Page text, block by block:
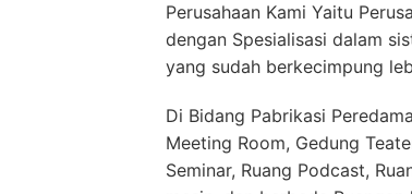
Perusahaan Kami Yaitu
dengan Spesialisasi dalam
yang sudah berkecimpung
Di Bidang Pabrikasi
Meeting Room, Gedung
Seminar, Ruang Podcast,